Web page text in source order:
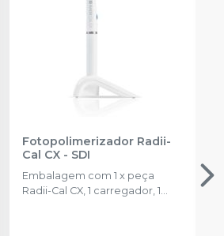
Fotopolimerizador Radii-
Cal CX- SDI
Embalagem com 1 x peça
Radii-Cal CX, 1 carregador, 1